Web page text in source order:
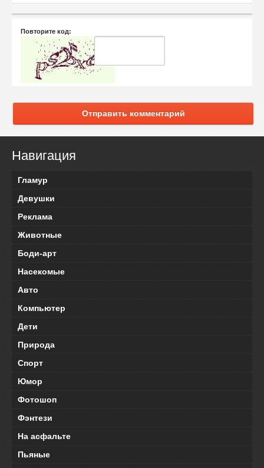
Повторите код:
Отправить комментарий
Навигация
Гламур
Девушки
Реклама
Животные
Боди-арт
Насекомые
Авто
Компьютер
Дети
Природа
Спорт
Юмор
Фотошоп
Фэнтези
На асфальте
Пьяные